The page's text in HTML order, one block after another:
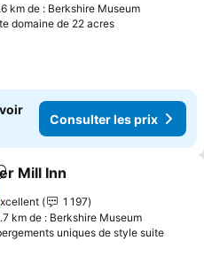
km de : Berkshire Museum
domaine de 22 acresConsulter
Consulter les prix
à mes favoris
Mill Inn
1 197
km de : Berkshire Museum
uniques de style suite